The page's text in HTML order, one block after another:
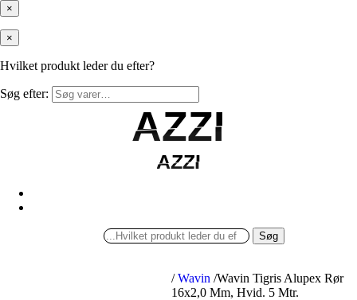
×
×
Hvilket produkt leder du efter?
Søg efter:
AZZI
AZZI
AZZI
AZZI
Søg
/ Wavin /Wavin Tigris Alupex Rør
16x2,0 Mm, Hvid. 5 Mtr.